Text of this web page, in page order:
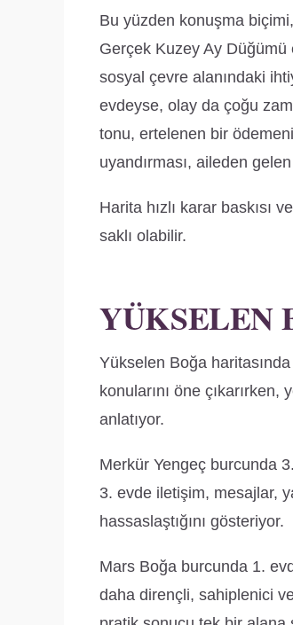
Bu yüzden konuşma
Gerçek Kuzey Ay Düğümü
sosyal çevre alanındaki
evdeyse, olay da çoğu
tonu, ertelenen bir
uyandırması, aileden
Harita hızlı karar baskısı
saklı olabilir.
YÜKSELEN
Yükselen Boğa
konularını öne
anlatıyor.
Merkür Yengeç burcunda
3. evde iletişim, mesajlar,
hassaslaştığını gösteriyor.
Mars Boğa burcunda 1.
daha dirençli, sahiplenici